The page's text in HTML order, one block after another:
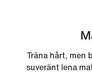
Träna hårt, men
suveränt lena